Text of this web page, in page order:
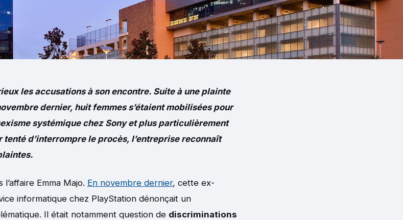
les accusations à son encontre. Suite à une plainte
dernier, huit femmes s’étaient mobilisées pour
systémique chez Sony et plus particulièrement
d’interrompre le procès, l’entreprise reconnaît
Emma Majo. En novembre dernier, cette ex-
informatique chez PlayStation dénonçait un
Il était notamment question de discriminations